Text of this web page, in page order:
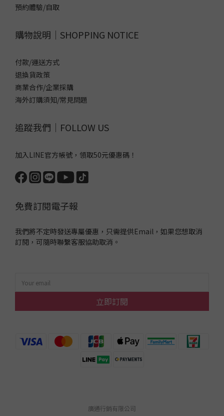
預約體驗/自取
購物說明｜SHOPPING NOTICE
付款/運送方式
退換貨政策
商業合作/企業採購
海外訂購須知/常見問題
追蹤我們｜FOLLOW US
加入LINE官方帳號，領取50元優惠碼！
免費訂閱電子報
我們將不定時發送專屬優惠，只需提供Email，如果您想取消
訂閱，可隨時聯繫客服協助取消。
立即訂閱
廣通行銷有限公司